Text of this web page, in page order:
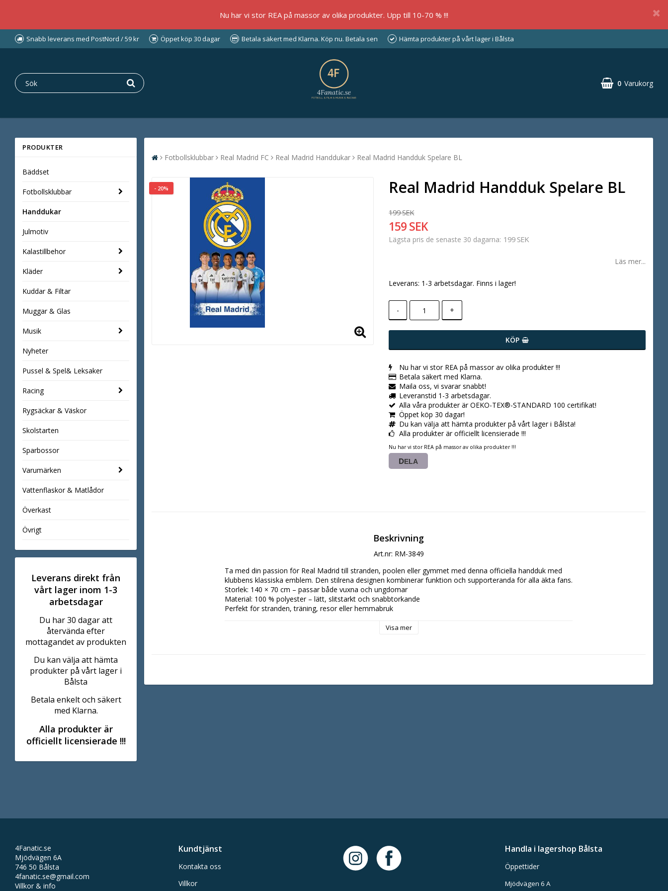
Nu har vi stor REA på massor av olika produkter. Upp till 10-70 % !!!
Snabb leverans med PostNord / 59 kr Öppet köp 30 dagar Betala säkert med Klarna. Köp nu. Betala sen Hämta produkter på vårt lager i Bålsta
0 Varukorg
PRODUKTER
Bäddset
Fotbollsklubbar
Handdukar
Julmotiv
Kalastillbehor
Kläder
Kuddar & Filtar
Muggar & Glas
Musik
Nyheter
Pussel & Spel& Leksaker
Racing
Rygsäckar & Väskor
Skolstarten
Sparbossor
Varumärken
Vattenflaskor & Matlådor
Överkast
Övrigt
Leverans direkt från
vårt lager inom 1-3
arbetsdagar
Du har 30 dagar att
återvända efter
mottagandet av produkten
Du kan välja att hämta
produkter på vårt lager i
Bålsta
Betala enkelt och säkert
med Klarna.
Alla produkter är
officiellt licensierade !!!
Fotbollsklubbar Real Madrid FC Real Madrid Handdukar Real Madrid Handduk Spelare BL
- 20% Real Madrid Handduk Spelare BL
199 SEK
159 SEK
Lägsta pris de senaste 30 dagarna 199 SEK
Läs mer...
Leverans: 1-3 arbetsdagar. Finns i lager!
- +
KÖP
Nu har vi stor REA på massor av olika produkter !!!
Betala säkert med Klarna.
Maila oss, vi svarar snabbt!
Leveranstid 1-3 arbetsdagar.
Alla våra produkter är OEKO-TEX®-STANDARD 100 certifikat!
Öppet köp 30 dagar!
Du kan välja att hämta produkter på vårt lager i Bålsta!
Alla produkter är officiellt licensierade !!!
Nu har vi stor REA på massor av olika produkter !!!
DELA
Beskrivning
Art.nr: RM-3849
Ta med din passion för Real Madrid till stranden, poolen eller gymmet med denna officiella handduk med
klubbens klassiska emblem. Den stilrena designen kombinerar funktion och supporteranda för alla äkta fans.
Storlek: 140 × 70 cm – passar både vuxna och ungdomar
Material: 100 % polyester – lätt, slitstarkt och snabbtorkande
Perfekt för stranden, träning, resor eller hemmabruk
Visa mer
4Fanatic.se
Mjödvägen 6A
746 50 Bålsta
4fanatic.se@gmail.com
Villkor & info
Kundtjänst
Kontakta oss
Villkor
Handla i lagershop Bålsta
Öppettider
Mjödvägen 6 A